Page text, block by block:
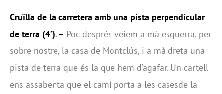
Cruïlla de la carretera amb una pista perpendicular
de terra (4’). – Poc després veiem a mà esquerra, per
sobre nostre, la casa de Montclús, i a mà dreta una
pista de terra que és la que hem d’agafar. Un cartell
ens assabenta que el camí porta a les casesde la